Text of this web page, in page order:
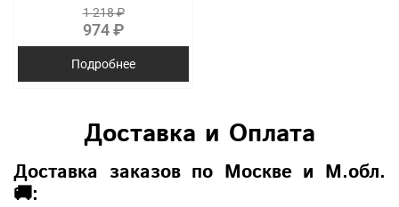
1 218 ₽
974 ₽
Подробнее
Доставка и Оплата
Доставка заказов по Москве и М.обл.
🚚: